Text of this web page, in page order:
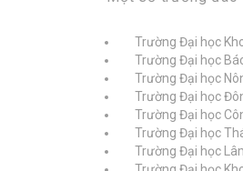
Trường Đại học
Trường Đại học
Trường Đại học
Trường Đại học
Trường Đại học
Trường Đại học
Trường Đại học